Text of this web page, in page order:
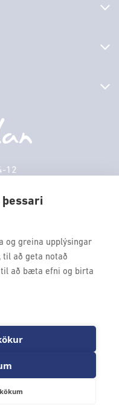
og greina upplýsingar
til að geta notað
að bæta efni og birta
12
sértilboð með því að skrá